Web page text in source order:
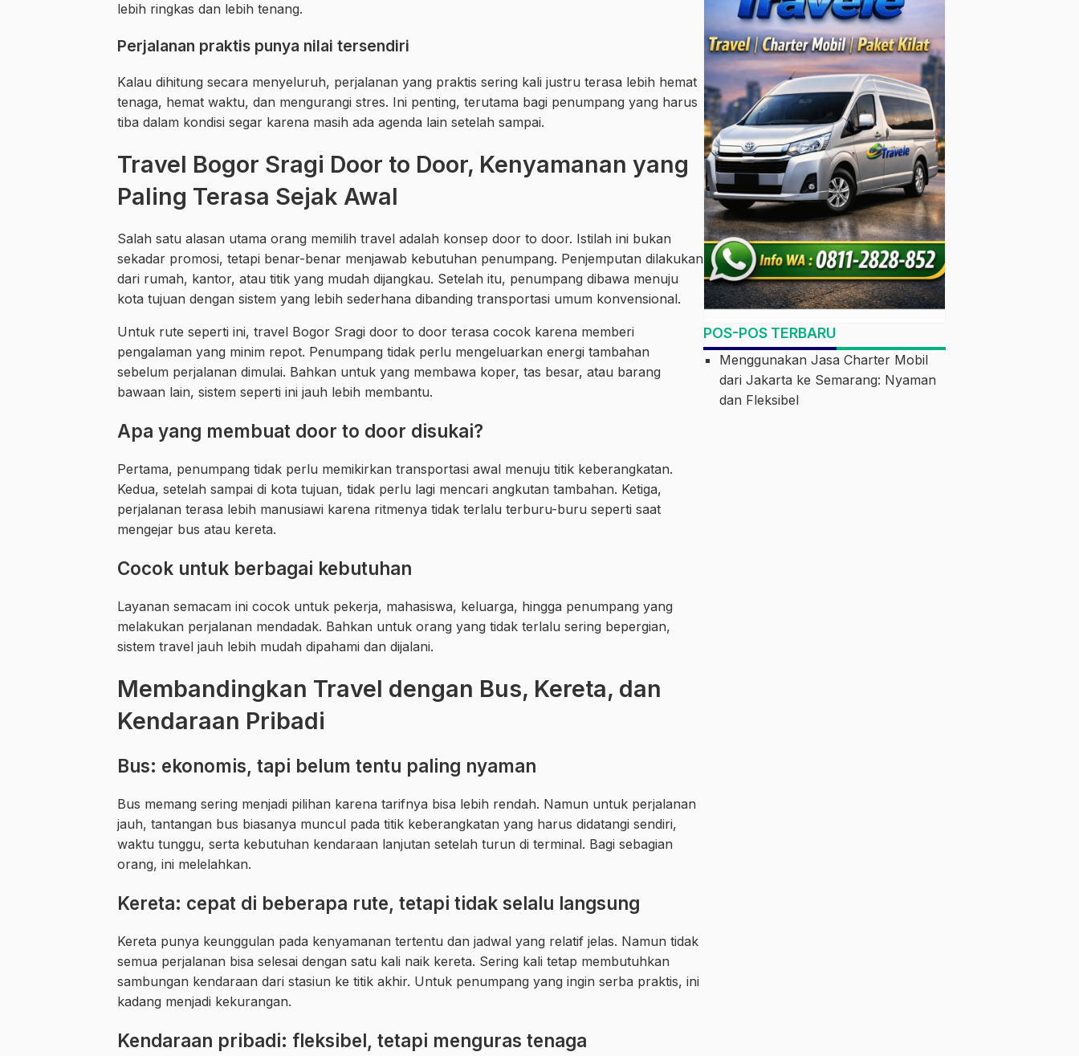
lebih ringkas dan lebih tenang.
Perjalanan praktis punya nilai tersendiri
Kalau dihitung secara menyeluruh, perjalanan yang praktis sering kali justru terasa lebih hemat
tenaga, hemat waktu, dan mengurangi stres. Ini penting, terutama bagi penumpang yang harus
tiba dalam kondisi segar karena masih ada agenda lain setelah sampai.
Travel Bogor Sragi Door to Door, Kenyamanan yang
Paling Terasa Sejak Awal
Salah satu alasan utama orang memilih travel adalah konsep door to door. Istilah ini bukan
sekadar promosi, tetapi benar-benar menjawab kebutuhan penumpang. Penjemputan dilakukan
dari rumah, kantor, atau titik yang mudah dijangkau. Setelah itu, penumpang dibawa menuju
kota tujuan dengan sistem yang lebih sederhana dibanding transportasi umum konvensional.
Untuk rute seperti ini, travel Bogor Sragi door to door terasa cocok karena memberi
pengalaman yang minim repot. Penumpang tidak perlu mengeluarkan energi tambahan
sebelum perjalanan dimulai. Bahkan untuk yang membawa koper, tas besar, atau barang
bawaan lain, sistem seperti ini jauh lebih membantu.
Apa yang membuat door to door disukai?
Pertama, penumpang tidak perlu memikirkan transportasi awal menuju titik keberangkatan.
Kedua, setelah sampai di kota tujuan, tidak perlu lagi mencari angkutan tambahan. Ketiga,
perjalanan terasa lebih manusiawi karena ritmenya tidak terlalu terburu-buru seperti saat
mengejar bus atau kereta.
Cocok untuk berbagai kebutuhan
Layanan semacam ini cocok untuk pekerja, mahasiswa, keluarga, hingga penumpang yang
melakukan perjalanan mendadak. Bahkan untuk orang yang tidak terlalu sering bepergian,
sistem travel jauh lebih mudah dipahami dan dijalani.
Membandingkan Travel dengan Bus, Kereta, dan
Kendaraan Pribadi
Bus: ekonomis, tapi belum tentu paling nyaman
Bus memang sering menjadi pilihan karena tarifnya bisa lebih rendah. Namun untuk perjalanan
jauh, tantangan bus biasanya muncul pada titik keberangkatan yang harus didatangi sendiri,
waktu tunggu, serta kebutuhan kendaraan lanjutan setelah turun di terminal. Bagi sebagian
orang, ini melelahkan.
Kereta: cepat di beberapa rute, tetapi tidak selalu langsung
Kereta punya keunggulan pada kenyamanan tertentu dan jadwal yang relatif jelas. Namun tidak
semua perjalanan bisa selesai dengan satu kali naik kereta. Sering kali tetap membutuhkan
sambungan kendaraan dari stasiun ke titik akhir. Untuk penumpang yang ingin serba praktis, ini
kadang menjadi kekurangan.
Kendaraan pribadi: fleksibel, tetapi menguras tenaga
POS-POS TERBARU
Menggunakan Jasa Charter Mobil
dari Jakarta ke Semarang: Nyaman
dan Fleksibel